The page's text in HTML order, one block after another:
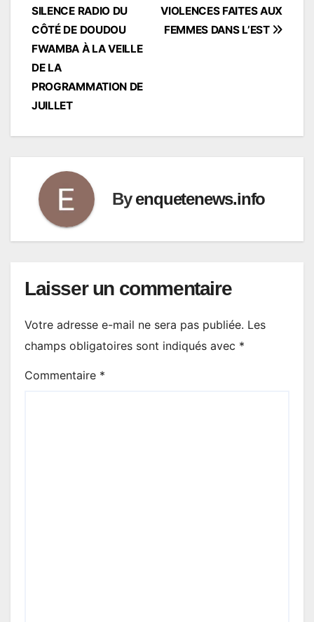
l’article
VIOLENCES FAITES AUX
FEMMES DANS L’EST
SILENCE RADIO DU
CÔTÉ DE DOUDOU
FWAMBA À LA VEILLE
DE LA
PROGRAMMATION DE
JUILLET
Byenquetenews.info
Laisser un commentaire
Votre adresse e-mail ne sera pas publiée. Les
champs obligatoires sont indiqués avec *
Commentaire *